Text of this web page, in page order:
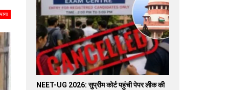
NEET-UG 2026: सुप्रीम कोर्ट पहुंची पेपर लीक की